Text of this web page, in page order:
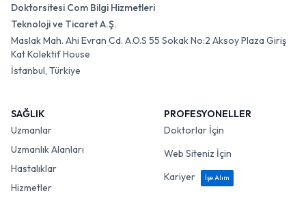
Doktorsitesi Com Bilgi Hizmetleri
Teknoloji ve Ticaret A.Ş.
Maslak Mah. Ahi Evran Cd. A.O.S 55 Sokak No:2 Aksoy Plaza Giriş
Kat Kolektif House
İstanbul, Türkiye
SAĞLIK
Uzmanlar
Uzmanlık Alanları
Hastalıklar
Hizmetler
PROFESYONELLER
Doktorlar İçin
Web Siteniz İçin
Kariyer
İşe Alım